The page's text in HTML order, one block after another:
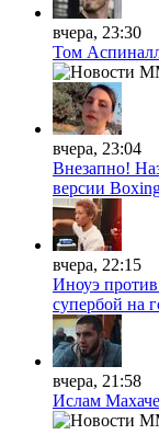
вчера, 23:30
Том Аспиналл
вчера, 23:04
Внезапно!
версии
вчера, 22:15
Иноуэ
супербой на
вчера, 21:58
Ислам